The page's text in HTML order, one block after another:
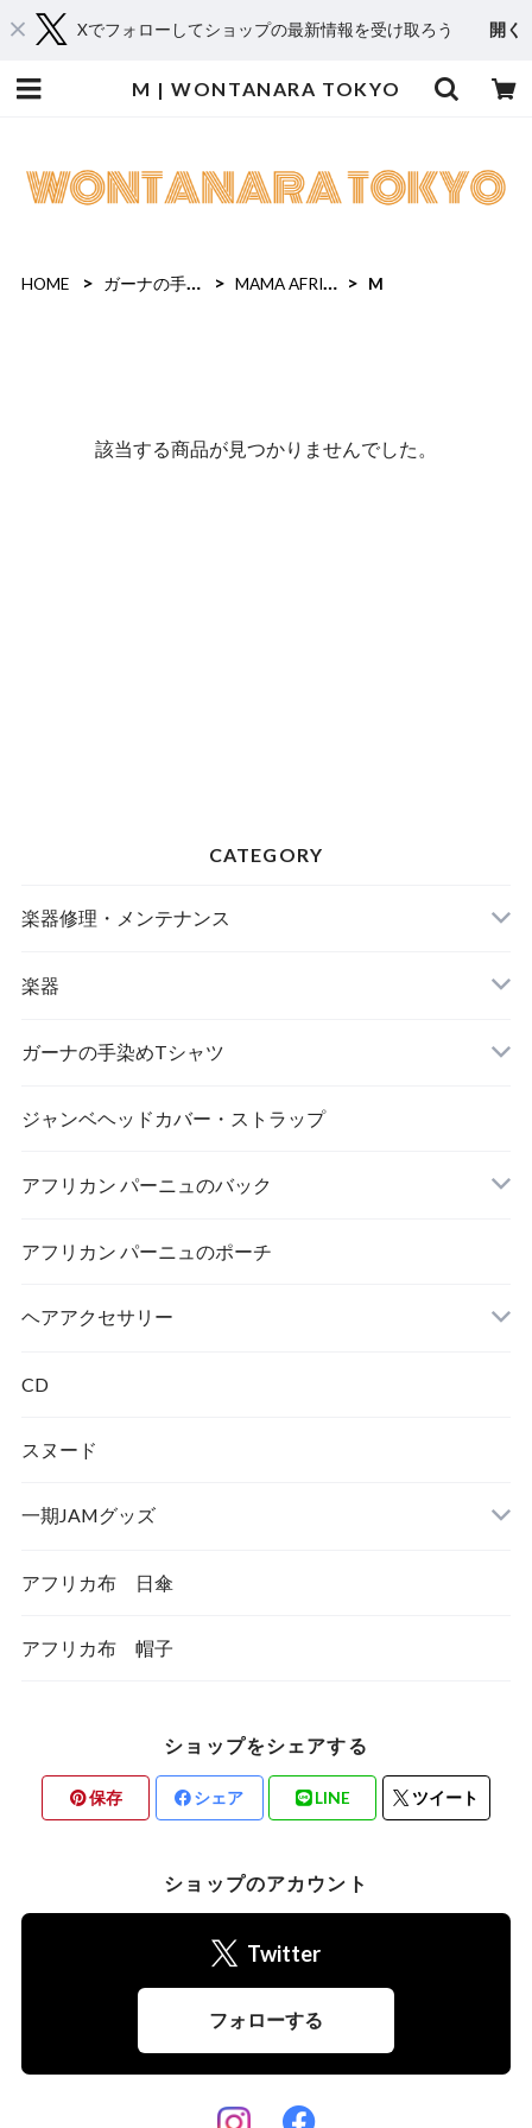
Xでフォローしてショップの最新情報を受け取ろう 開く
M | WONTANARA TOKYO
HOME ガーナの手染めTシャツ MAMA AFRICA M
該当する商品が見つかりませんでした。
CATEGORY
楽器修理・メンテナンス
楽器
アサラト
打楽器
ガーナの手染めTシャツ
MAMA AFRICA
AFRICA UNITE
ジャンベヘッドカバー・ストラップ
アフリカン パーニュのバック
トートバック
アフリカン パーニュのポーチ
ヘアアクセサリー
シュシュ
CD
スヌード
一期JAMグッズ
アフリカ布 日傘
アフリカ布 帽子
ショップをシェアする
保存 シェア LINE ツイート
ショップのアカウント
Twitter
フォローする